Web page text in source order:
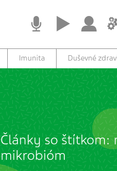
Imunita Duševné
Články so štítkom:
mikrobióm